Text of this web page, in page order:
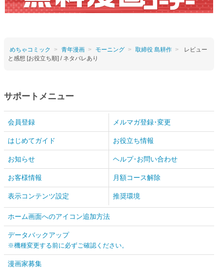
めちゃコミック 青年漫画 モーニング 取締役 島耕作
レビュー
と感想 [お役立ち順] / ネタバレあり
サポートメニュー
会員登録 メルマガ登録･変更
はじめてガイド お役立ち情報
お知らせ ヘルプ･お問い合わせ
お客様情報 月額コース解除
表示コンテンツ設定 推奨環境
ホーム画面へのアイコン追加方法
データバックアップ
※機種変更する前に必ずご確認ください。
漫画家募集